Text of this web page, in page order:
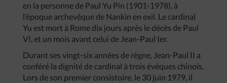
en la personne de Paul Yu Pin (1901-1978), à
l’époque archevêque de Nankin en exil. Le cardinal
Yu est mort à Rome dix jours après le décès de Paul
VI, et un mois avant celui de Jean-Paul Ier.
Durant ses vingt-six années de règne, Jean-Paul II a
conféré la dignité de cardinal à trois évêques chinois.
Lors de son premier consistoire, le 30 juin 1979, il